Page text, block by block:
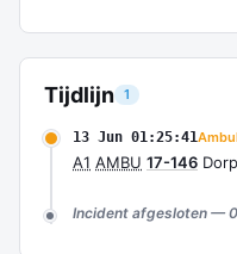
Tijdlijn 1
13 Jun 01:25:41
A1 AMBU 17-146
Incident afgesloten —